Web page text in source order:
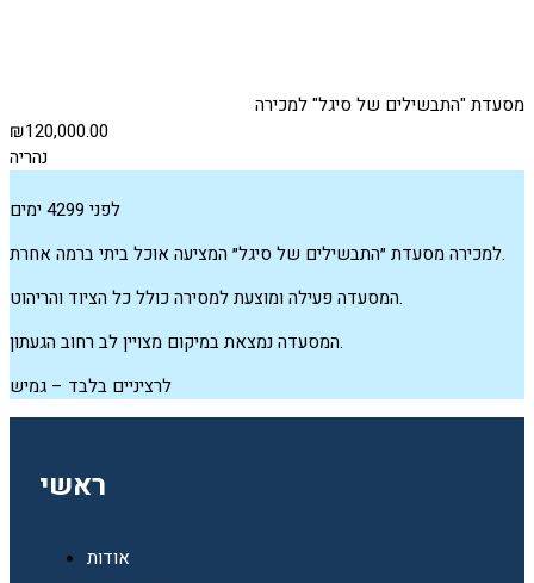
מסעדת "התבשילים של סיגל" למכירה
₪120,000.00
נהריה
לפני 4299 ימים
למכירה מסעדת ״התבשילים של סיגל״ המציעה אוכל ביתי ברמה אחרת.
המסעדה פעילה ומוצעת למסירה כולל כל הציוד והריהוט.
המסעדה נמצאת במיקום מצויין לב רחוב הגעתון.
לרציניים בלבד – גמיש
ראשי
אודות